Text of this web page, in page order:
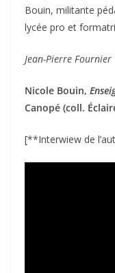
Bouin, militante
lycée pro et
Jean-Pierre Fournier
Nicole Bouin,
Canopé (coll.
[**Interwiew de